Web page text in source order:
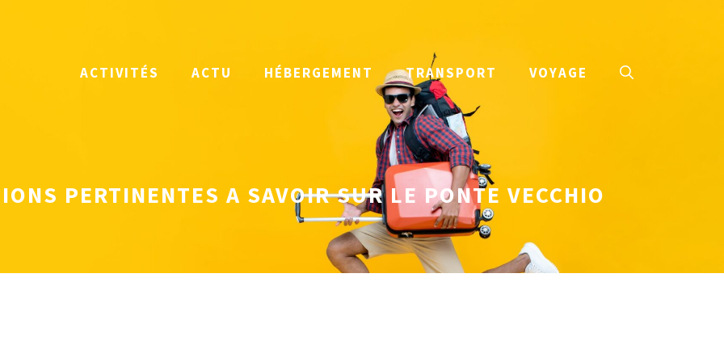
ACTIVITÉS ACTU HÉBERGEMENT TRANSPORT VOYAGE
PERTINENTES A SAVOIR SUR LE PONTE VECCHIO